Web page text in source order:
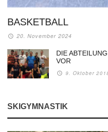
BASKETBALL
20. November 2024
DIE
VOR
9. Oktober
SKIGYMNASTIK